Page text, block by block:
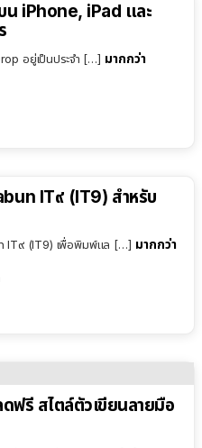
น iPhone, iPad และ
อยู่เป็นประจำ […] มากกว่า
IT๙ (IT9) สำหรับ
IT๙ (IT9) เพื่อพิมพ์แล […] มากกว่า
ฟรี สไตล์ตัวเขียนลายมือ